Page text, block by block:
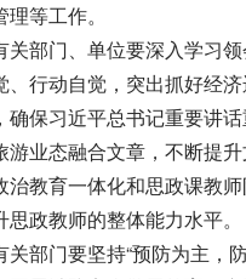
等工作。
关部门、单位要深入学习
行动自觉，突出抓好经
保习近平总书记重要讲
游业态融合文章，不断提
教育一体化和思政课教
政教师的整体能力水平。
部门要坚持“预防为主，